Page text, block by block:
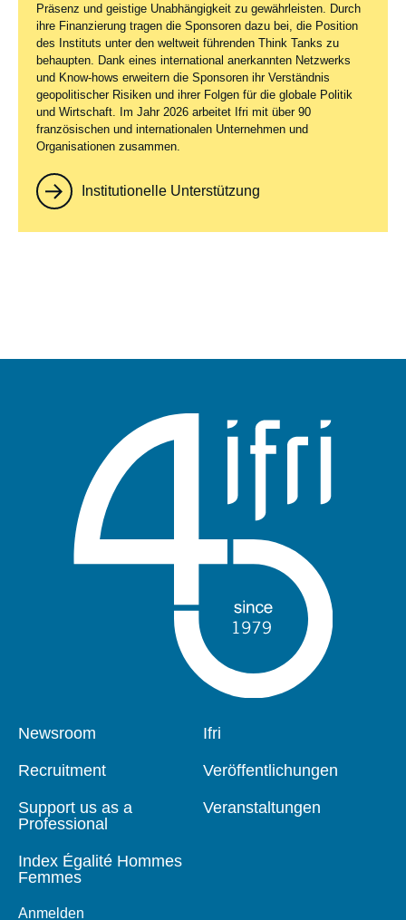
Präsenz und geistige Unabhängigkeit zu gewährleisten. Durch
ihre Finanzierung tragen die Sponsoren dazu bei, die Position
des Instituts unter den weltweit führenden Think Tanks zu
behaupten. Dank eines international anerkannten Netzwerks
und Know-hows erweitern die Sponsoren ihr Verständnis
geopolitischer Risiken und ihrer Folgen für die globale Politik
und Wirtschaft. Im Jahr 2026 arbeitet Ifri mit über 90
französischen und internationalen Unternehmen und
Organisationen zusammen.
Institutionelle Unterstützung
Pied
Newsroom
Recruitment
Support us as a
Professional
Index Égalité Hommes
Femmes
Anmelden
Navigation
Ifri
Veröffentlichungen
Veranstaltungen